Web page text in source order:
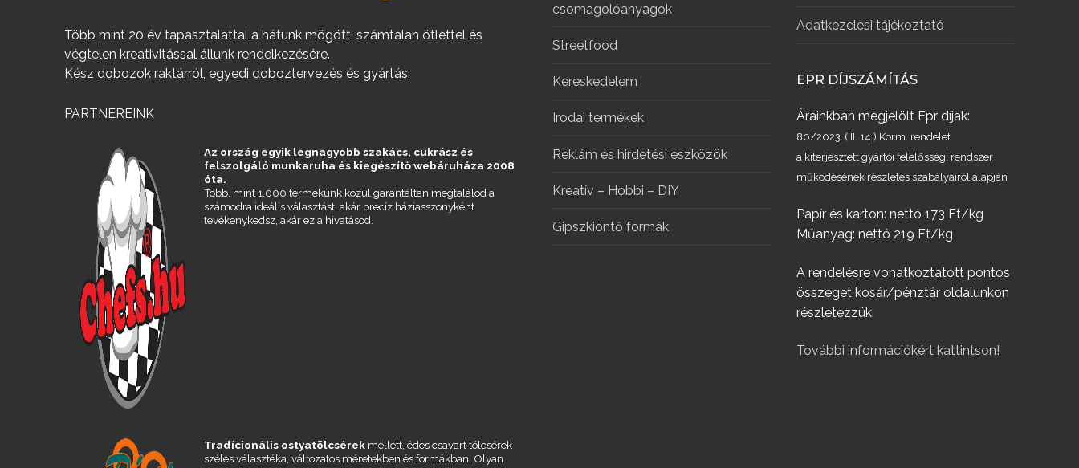
Több mint 20 év tapasztalattal a hátunk mögött, számtalan ötlettel és
végtelen kreativitással állunk rendelkezésére.
Kész dobozok raktárról, egyedi doboztervezés és gyártás.
PARTNEREINK
Az ország egyik legnagyobb szakács, cukrász és
felszolgáló munkaruha és kiegészítő webáruháza 2008
óta.
Több, mint 1.000 termékünk közül garantáltan megtalálod a
számodra ideális választást, akár precíz háziasszonyként
tevékenykedsz, akár ez a hivatásod.
Tradícionális ostyatölcsérekmellett, édes csavart tölcsérek
széles választéka, változatos méretekben és formákban. Olyan
csomagolóanyagok
Streetfood
Kereskedelem
Irodai termékek
Reklám és hirdetési eszközök
Kreatív – Hobbi – DIY
Gipszkiöntő formák
Adatkezelési tájékoztató
EPR DÍJSZÁMÍTÁS
Árainkban megjelölt Epr díjak:
80/2023. (III. 14.) Korm. rendelet
a kiterjesztett gyártói felelősségi rendszer
működésének részletes szabályairól alapján
Papír és karton: nettó 173 Ft/kg
Műanyag: nettó 219 Ft/kg
A rendelésre vonatkoztatott pontos
összeget kosár/pénztár oldalunkon
részletezzük.
További információkért kattintson!